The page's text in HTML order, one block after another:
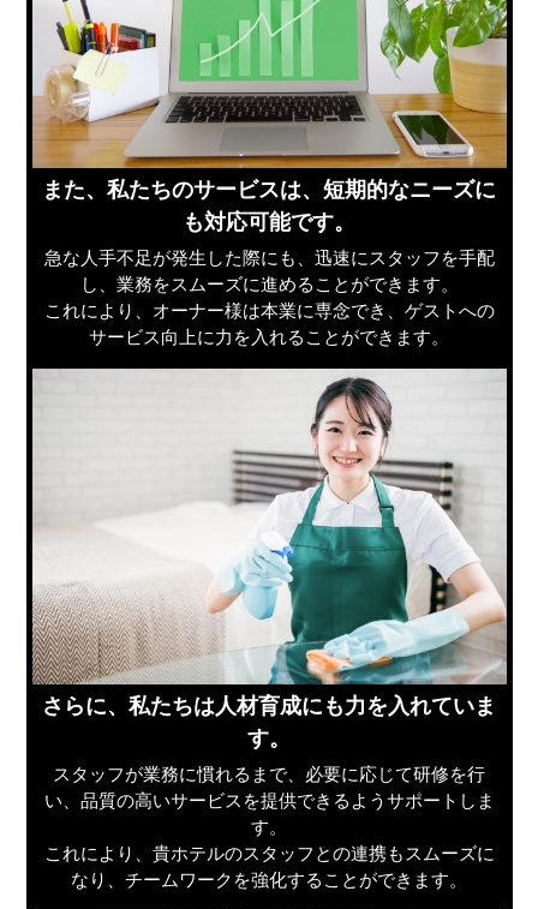
また、私たちのサービスは、短期的なニーズに
も対応可能です。
急な人手不足が発生した際にも、迅速にスタッフを手配
し、業務をスムーズに進めることができます。
これにより、オーナー様は本業に専念でき、ゲストへの
サービス向上に力を入れることができます。
さらに、私たちは人材育成にも力を入れていま
す。
スタッフが業務に慣れるまで、必要に応じて研修を行
い、品質の高いサービスを提供できるようサポートしま
す。
これにより、貴ホテルのスタッフとの連携もスムーズに
なり、チームワークを強化することができます。